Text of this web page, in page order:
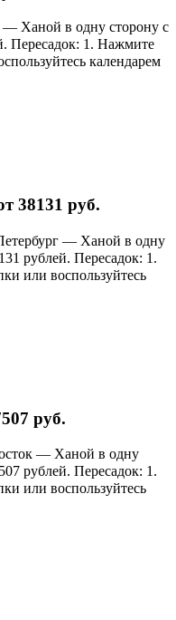
Ханой в одну сторону с
Пересадок: 1. Нажмите
календарем
38131 руб.
— Ханой в одну
рублей. Пересадок: 1.
или воспользуйтесь
руб.
— Ханой в одну
рублей. Пересадок: 1.
или воспользуйтесь